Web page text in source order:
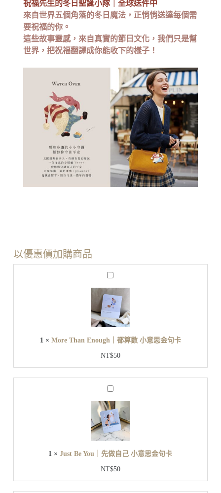
祝福先生的冬日聖誕小隊｜全球送件中
來自世界五個角落的冬日魔法，正悄悄送達每個需
要祝福的你。
這些故事靈感，來自真實的節日文化，我們只是幫
世界，把祝福翻譯成你能收下的樣子！
以優惠價加購商品
M
r
T
h
a
E
n
o
u
g
h
都
算
數
小
思
金
1 × More Than Enough｜都算數 小意思金句卡
NT$50
J
s
t
B
e
Y
o
u
｜
1 ×Just Be You｜先做自己 小意思金句卡
NT$50